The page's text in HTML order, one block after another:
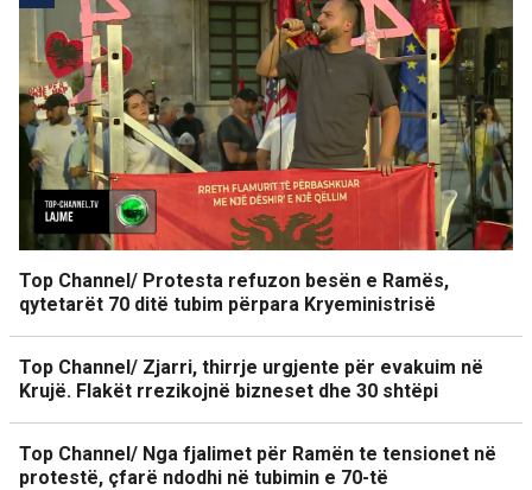
Top Channel/ Protesta refuzon besën e Ramës,
qytetarët 70 ditë tubim përpara Kryeministrisë
Top Channel/ Zjarri, thirrje urgjente për evakuim në
Krujë. Flakët rrezikojnë bizneset dhe 30 shtëpi
Top Channel/ Nga fjalimet për Ramën te tensionet në
protestë, çfarë ndodhi në tubimin e 70-të